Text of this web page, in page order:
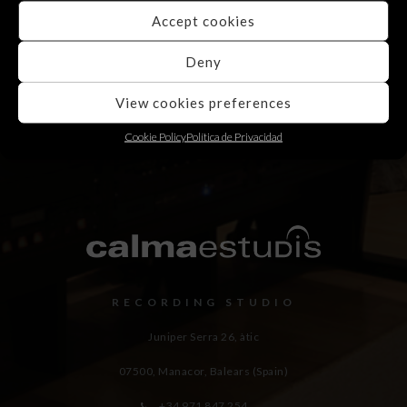
Accept cookies
Deny
View cookies preferences
Cookie PolicyPolítica de Privacidad
RECORDING STUDIO
Juniper Serra 26, àtic
07500, Manacor, Balears (Spain)